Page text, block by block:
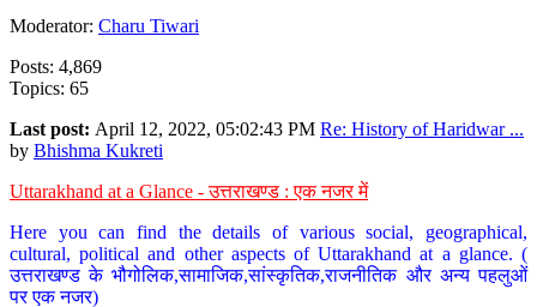
Moderator: Charu Tiwari
Posts: 4,869
Topics: 65
Last post: April 12, 2022, 05:02:43 PM Re: History of Haridwar ...
by Bhishma Kukreti
Uttarakhand at a Glance - उत्तराखण्ड : एक नजर में
Here you can find the details of various social, geographical,
cultural, political and other aspects of Uttarakhand at a glance. (
उत्तराखण्ड के भौगोलिक,सामाजिक,सांस्कृतिक,राजनीतिक और अन्य पहलुओं
पर एक नजर)